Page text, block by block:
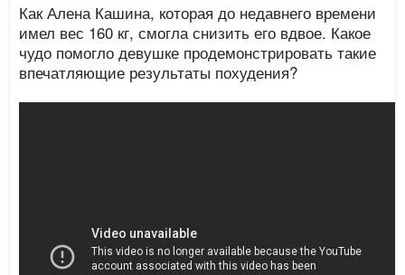
Как Алена Кашина, которая до недавнего времени
имел вес 160 кг, смогла снизить его вдвое. Какое
чудо помогло девушке продемонстрировать такие
впечатляющие результаты похудения?